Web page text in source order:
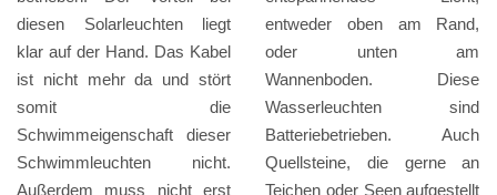
diesen Solarleuchten liegt
klar auf der Hand. Das Kabel
ist nicht mehr da und stört
somit die
Schwimmeigenschaft dieser
Schwimmleuchten nicht.
Außerdem muss nicht erst
entweder oben am Rand,
oder unten am
Wannenboden. Diese
Wasserleuchten sind
Batteriebetrieben. Auch
Quellsteine, die gerne an
Teichen oder Seen aufgestellt